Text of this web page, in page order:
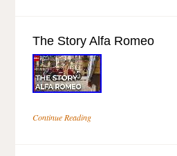
The Story Alfa Romeo
Continue Reading